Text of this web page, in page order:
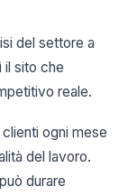
del settore a
il sito che
reale.
ogni mese
del lavoro.
durare